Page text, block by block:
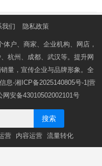
我们 隐私政策
体户、商家、企业机构、网店，
杭州、成都、武汉等。提升网
量，宣传企业与品牌形象。全
息-湘ICP备2025140805号-1 |营
网安备43010502002101号
搜索
营 内容运营 流量转化